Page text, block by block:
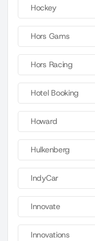
Hockey
Hors Gams
Hors Racing
Hotel Booking
Howard
Hulkenberg
IndyCar
Innovate
Innovations